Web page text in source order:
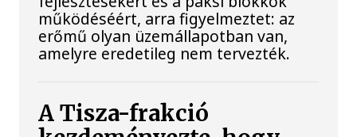
működéséért, arra figyelmeztet: az
erőmű olyan üzemállapotban van,
amelyre eredetileg nem tervezték.
A Tisza-frakció